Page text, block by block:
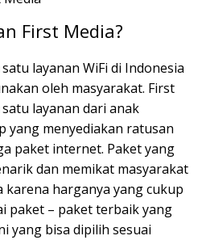
First Media?
layanan WiFi di Indonesia
oleh masyarakat. First
layanan dari anak
yang menyediakan ratusan
paket internet. Paket yang
dan memikat masyarakat
harganya yang cukup
paket – paket terbaik yang
yang bisa dipilih sesuai